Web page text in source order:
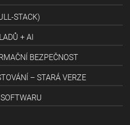
STACK)
+ AI
BEZPEČNOST
– STARÁ VERZE